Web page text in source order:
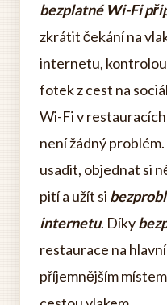
bezplatné Wi-Fi
zkrátit čekání na
internetu,
fotek z cest na
Wi-Fi v
není žádný
usadit, objednat si
pití a užít si
internetu. Díky
restaurace na
příjemnějším